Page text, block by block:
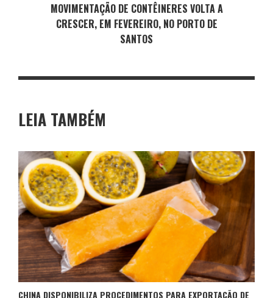
MOVIMENTAÇÃO DE CONTÊINERES VOLTA A
CRESCER, EM FEVEREIRO, NO PORTO DE
SANTOS
LEIA TAMBÉM
CHINA DISPONIBILIZA PROCEDIMENTOS PARA EXPORTAÇÃO DE